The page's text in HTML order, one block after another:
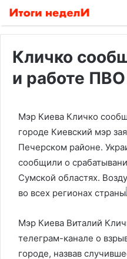
Кличко
и работе
Мэр Киева Кличко
городе Киевский мэр
Печерском районе.
сообщили о
Сумской областях.
во всех регионах страны
Мэр Киева Виталий
телеграм-канале о
городе, назвав